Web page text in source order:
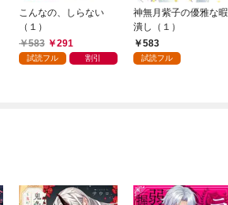
こんなの、しらない
（１）
583
291
試読フル 割引
神無月紫子の優雅な暇
潰し（１）
583
試読フル